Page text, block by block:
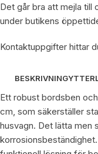
Det går bra att mejla till
under butikens
Kontaktuppgifter hittar
BESKRIVNING
Ett robust bordsben
cm, som säkerställer
husvagn. Det lätta men